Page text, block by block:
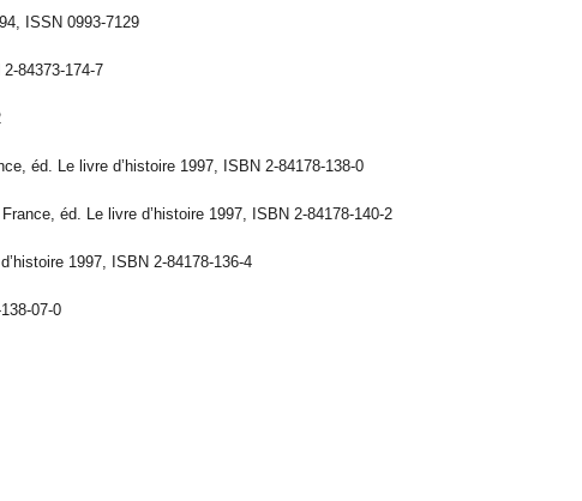
ISSN 0993-7129
84373-174-7
éd. Le livre d’histoire 1997, ISBN 2-84178-138-0
éd. Le livre d’histoire 1997, ISBN 2-84178-140-2
1997, ISBN 2-84178-136-4
07-0